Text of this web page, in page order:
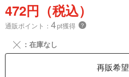
472円（税込）
通販ポイント： 4pt獲得 ？
╳ ：在庫なし
再販希望